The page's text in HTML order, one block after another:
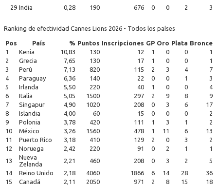
29 India 0,28 190 676 0 0 2 3
Ranking de efectividad Cannes Lions 2026 - Todos los países
Pos País % Puntos Inscripciones GP Oro Plata Bronce
1
Kenia 10,83 130 12 1 0 0
1
2
Grecia 7,65 130 17 1 0 0
1
3
Perú 7,13 820 115 2 3 4
7
4
Paraguay 6,36 140 22 0 0 1
3
5
Irlanda 5,50 220 40 1 0 0
4
6
Italia 5,05 1500 297 2 9 8
9
7
Singapur 4,90 1020 208 0 3 6
17
8
Islandia 4,00 60 15 0 0 0
2
9
Polonia 3,78 420 111 1 3 1
2
10
México 3,26 1560 478 1 11 6
13
11
Puerto Rico 3,18 410 129 2 0 3
2
12
Noruega 2,42 220 91 0 2 1
1
13
Nueva
Zelanda
2,21 460 208 0 3 2
5
14
Reino Unido 2,18 4060 1866 6 14 28
36
15
Canadá 2,11 2050 971 2 8 15
18